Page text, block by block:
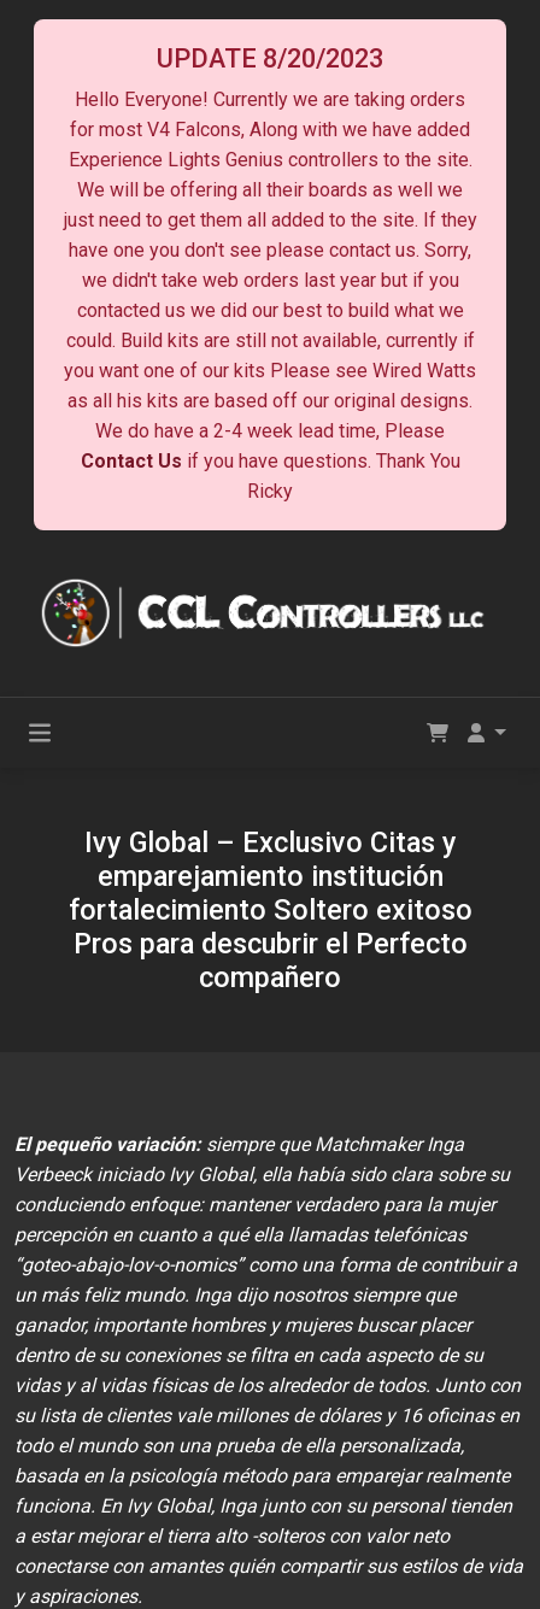
UPDATE 8/20/2023
Hello Everyone! Currently we are taking orders
for most V4 Falcons, Along with we have added
Experience Lights Genius controllers to the site.
We will be offering all their boards as well we
just need to get them all added to the site. If they
have one you don't see please contact us. Sorry,
we didn't take web orders last year but if you
contacted us we did our best to build what we
could. Build kits are still not available, currently if
you want one of our kits Please see Wired Watts
as all his kits are based off our original designs.
We do have a 2-4 week lead time, Please
Contact Us if you have questions. Thank You
Ricky
Ivy Global – Exclusivo Citas y
emparejamiento institución
fortalecimiento Soltero exitoso
Pros para descubrir el Perfecto
compañero
El pequeño variación: siempre que Matchmaker Inga
Verbeeck iniciado Ivy Global, ella había sido clara sobre su
conduciendo enfoque: mantener verdadero para la mujer
percepción en cuanto a qué ella llamadas telefónicas
“goteo-abajo-lov-o-nomics” como una forma de contribuir a
un más feliz mundo. Inga dijo nosotros siempre que
ganador, importante hombres y mujeres buscar placer
dentro de su conexiones se filtra en cada aspecto de su
vidas y al vidas físicas de los alrededor de todos. Junto con
su lista de clientes vale millones de dólares y 16 oficinas en
todo el mundo son una prueba de ella personalizada,
basada en la psicología método para emparejar realmente
funciona. En Ivy Global, Inga junto con su personal tienden
a estar mejorar el tierra alto -solteros con valor neto
conectarse con amantes quién compartir sus estilos de vida
y aspiraciones.